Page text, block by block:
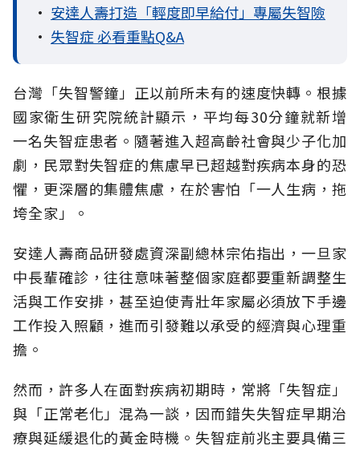
• 安達人壽打造「輕度即早給付」專屬失智險
• 失智症 必看重點Q&A
台灣「失智警鐘」正以前所未有的速度快轉。根據
國家衛生研究院統計顯示，平均每30分鐘就新增
一名失智症患者。隨著進入超高齡社會與少子化加
劇，民眾對失智症的焦慮早已超越對疾病本身的恐
懼，更深層的集體焦慮，在於害怕「一人生病，拖
垮全家」。
安達人壽商品研發處資深副總林宗佑指出，一旦家
中長輩確診，往往意味著整個家庭都要重新調整生
活與工作安排，甚至迫使青壯年家屬必須放下手邊
工作投入照顧，進而引發難以承受的經濟與心理重
擔。
然而，許多人在面對疾病初期時，常將「失智症」
與「正常老化」混為一談，因而錯失失智症早期治
療與延緩退化的黃金時機。失智症前兆主要具備三